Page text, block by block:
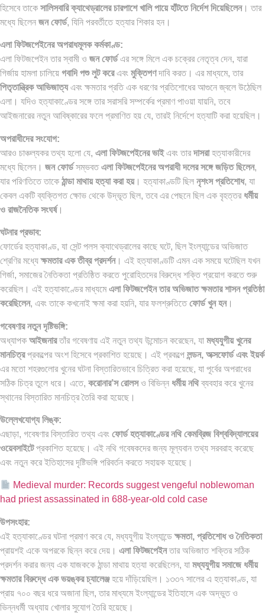
হিসেবে তাকে সালিসবারি ক্যাথেড্রালের চারপাশে খালি পায়ে হাঁটতে নির্দেশ দিয়েছিলেন। তার
মধ্যে ছিলেন জন ফোর্ড, যিনি পরবর্তীতে হত্যার শিকার হন।
এলা ফিটজপেইনের অপরাধমূলক কর্মকাণ্ড:
এলা ফিটজপেইন তার স্বামী ও জন ফোর্ডএর সঙ্গে মিলে এক চক্রের নেতৃত্ব দেন, যারা
গির্জায় হামলা চালিয়ে গবাদি পশু লুট করেএবং মুক্তিপণদাবি করত। এর মাধ্যমে, তার
পিতৃতান্ত্রিক আভিজাত্যএবং ক্ষমতার প্রতি এক ধরণের প্রতিশোধের আগুনে জ্বলে উঠেছিল
এলা। যদিও হত্যাকাণ্ডের সঙ্গে তার সরাসরি সম্পর্কের প্রমাণ পাওয়া যায়নি, তবে
আইজনারের নতুন আবিষ্কারের ফলে প্রমাণিত হয় যে, তারই নির্দেশে হত্যাটি করা হয়েছিল।
অপরাধীদের সংযোগ:
আরও চাঞ্চল্যকর তথ্য হলো যে, এলা ফিটজপেইনের ভাইএবং তারদাসরাহত্যাকারীদের
মধ্যে ছিলেন। জন ফোর্ডসম্ভবতএলা ফিটজপেইনের অপরাধী দলের সঙ্গে জড়িত ছিলেন,
যার পরিণতিতে তাকে ঠান্ডা মাথায় হত্যা করা হয়। হত্যাকাণ্ডটি ছিল নৃশংস প্রতিশোধ, যা
কেবল একটি ব্যক্তিগত ক্ষোভ থেকে উদ্ভূত ছিল, তবে এর পেছনে ছিল এক বৃহত্তর ধর্মীয়
ও রাজনৈতিক সংঘর্ষ।
ঘটনার প্রভাব:
ফোর্ডের হত্যাকাণ্ড, যা সেন্ট পলস ক্যাথেড্রালের কাছে ঘটে, ছিল ইংল্যান্ডের অভিজাত
শ্রেণির মধ্যেক্ষমতার এক তীব্র প্রদর্শন। এই হত্যাকাণ্ডটি এমন এক সময়ে ঘটেছিল যখন
গির্জা, সমাজের নৈতিকতা প্রতিষ্ঠিত করতে পুরোহিতদের বিরুদ্ধে শক্তি প্রয়োগ করতে শুরু
করেছিল। এই হত্যাকাণ্ডের মাধ্যমেএলা ফিটজপেইন তার অভিজাত ক্ষমতার শাসন প্রতিষ্ঠা
করেছিলেন, এবং তাকে কখনোই ক্ষমা করা হয়নি, যার ফলশ্রুতিতেফোর্ড খুন হন।
গবেষণার নতুন দৃষ্টিভঙ্গি:
অধ্যাপক আইজনারতাঁর গবেষণায় এই নতুন তথ্য উন্মোচন করেছেন, যা মধ্যযুগীয় খুনের
মানচিত্রপ্রকল্পের অংশ হিসেবে প্রকাশিত হয়েছে। এই প্রকল্পে লন্ডন, অক্সফোর্ড এবং ইয়র্ক
এর মতো শহরগুলোর খুনের ঘটনা বিস্তারিতভাবে চিত্রিত করা হয়েছে, যা পূর্বের অপরাধের
সঠিক চিত্র তুলে ধরে। এতে, করোনার’স রোলসও বিভিন্ন ধর্মীয় নথিব্যবহার করে খুনের
স্থানের বিস্তারিত মানচিত্র তৈরি করা হয়েছে।
উল্লেখযোগ্য লিঙ্ক:
এছাড়া, গবেষণার বিস্তারিত তথ্য এবং ফোর্ড হত্যাকাণ্ডের নথি কেমব্রিজ বিশ্ববিদ্যালয়ের
ওয়েবসাইটেপ্রকাশিত হয়েছে। এই নথি গবেষকদের জন্য মূল্যবান তথ্য সরবরাহ করেছে
এবং নতুন করে ইতিহাসের দৃষ্টিভঙ্গি পরিবর্তন করতে সহায়ক হয়েছে।
Medieval murder: Records suggest vengeful noblewoman
had priest assassinated in 688-year-old cold case
উপসংহার:
এই হত্যাকাণ্ডের ঘটনা প্রমাণ করে যে, মধ্যযুগীয় ইংল্যান্ডেক্ষমতা, প্রতিশোধ ও নৈতিকতা
প্রায়শই একে অপরকে ছিন্ন করে দেয়। এলা ফিটজপেইনতার অভিজাত শক্তির সঠিক
প্রদর্শন করার জন্য এক যাজককে ঠান্ডা মাথায় হত্যা করেছিলেন, যা মধ্যযুগীয় সমাজে ধর্মীয়
ক্ষমতার বিরুদ্ধে এক ভয়ঙ্কর চ্যালেঞ্জহয়ে দাঁড়িয়েছিল। ১৩৩৭ সালের এ হত্যাকাণ্ড, যা
প্রায় ৭০০ বছর ধরে অজানা ছিল, তার মাধ্যমে ইংল্যান্ডের ইতিহাসে এক অদ্ভুত ও
ভিন্নধর্মী অধ্যায় খোলার সুযোগ তৈরি হয়েছে।